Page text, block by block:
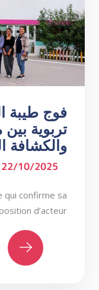
فوج طيبة
تربوية
والكشافة
22/10/2025
qui confirme sa
position d’acteur […]